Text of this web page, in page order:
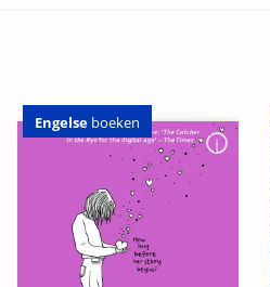
Engelse boeken